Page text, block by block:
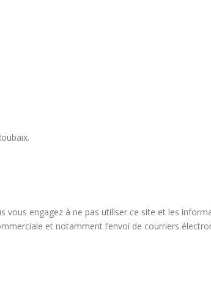
vous engagez à ne pas utiliser ce site et les
et notamment l’envoi de courriers